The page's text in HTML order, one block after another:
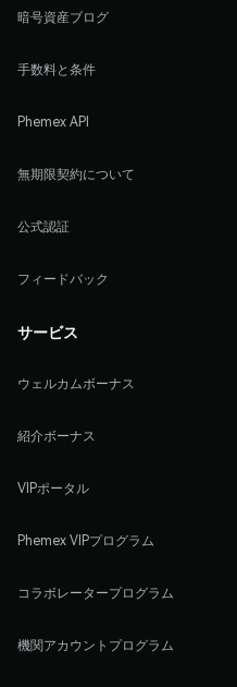
暗号資産ブログ
手数料と条件
Phemex API
無期限契約について
公式認証
フィードバック
サービス
ウェルカムボーナス
紹介ボーナス
VIPポータル
Phemex VIPプログラム
コラボレータープログラム
機関アカウントプログラム